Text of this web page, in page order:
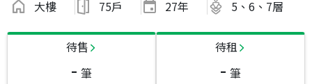
大樓 75戶 27年 5、6、7層
待售
- 筆
待租
- 筆